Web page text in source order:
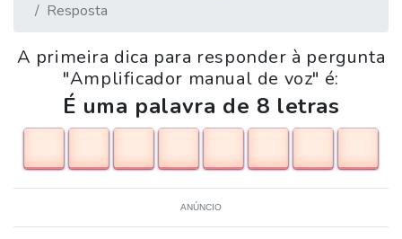
Resposta
A primeira dica para responder à pergunta
"Amplificador manual de voz" é:
É uma palavra de 8 letras
ANÚNCIO